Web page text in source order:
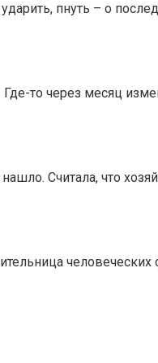
пнуть – о
то через месяц
Считала, что
человеческих